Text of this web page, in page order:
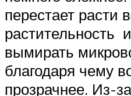
перестает расти
растительность
вымирать
благодаря чему
прозрачнее. Из-